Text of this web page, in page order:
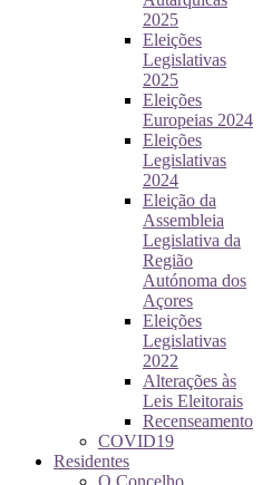
2025
Eleições
Legislativas
2025
Eleições
Europeias 2024
Eleições
Legislativas
2024
Eleição da
Assembleia
Legislativa da
Região
Autónoma dos
Açores
Eleições
Legislativas
2022
Alterações às
Leis Eleitorais
Recenseamento
COVID19
Residentes
O Concelho